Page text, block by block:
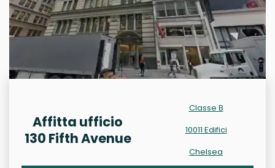
Affitta ufficio
130 Fifth Avenue
Classe B
10011 Edifici
Chelsea